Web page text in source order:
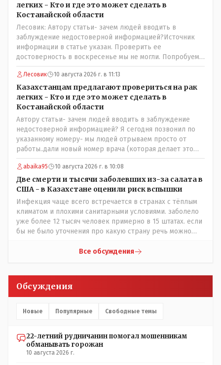
легких - Кто и где это может сделать в
Костанайской области
Лесовик: Автору статьи- зачем людей вводить в
заблуждение недостоверной информацией?Источник
информации в статье указан. Проверить ее
достоверность в воскресенье мы не могли. Попробуем
уточнить в управлении здравоохранения
Лесовик 10 августа 2026 г. в 11:13
Казахстанцам предлагают провериться на рак
легких - Кто и где это может сделать в
Костанайской области
Автору статьи- зачем людей вводить в заблуждение
недостоверной информацией? Я сегодня позвонил по
указанному номеру- мы людей отрываем просто от
работы..дали новый номер врача (которая делает это
обследование и она также не записывает. Записывают к
ней на прием только участковая медсестра, к которой и
необходимо обратиться! Короче гемор еще тот в
ограниченное время..
abaika95 10 августа 2026 г. в 10:08
Две смерти и тысячи заболевших из-за салата в
США - в Казахстане оценили риск вспышки
Инфекция чаще всего встречается в странах с тёплым
климатом и плохими санитарными условиями. заболело
уже более 12 тысяч человек примерно в 15 штатах. если
бы не было уточнения про какую страну речь можно
Все обсуждения
Обсуждения
Новые Популярные Свободные темы
22-летний рудничанин помогал мошенникам
обманывать горожан
10 августа 2026 г.